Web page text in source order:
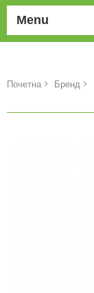
Menu
Почетна Бренд